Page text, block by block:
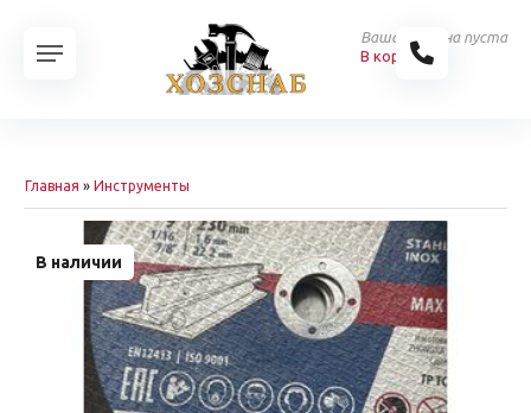
Ваша корзина пуста
В корзину
Главная » Инструменты
В наличии